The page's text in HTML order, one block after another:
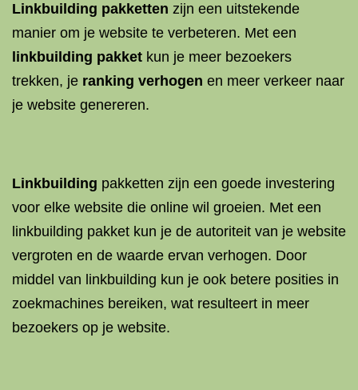
Linkbuilding pakketten zijn een uitstekende
manier om je website te verbeteren. Met een
linkbuilding pakket kun je meer bezoekers
trekken, je ranking verhogen en meer verkeer naar
je website genereren.
Linkbuilding pakketten zijn een goede investering
voor elke website die online wil groeien. Met een
linkbuilding pakket kun je de autoriteit van je website
vergroten en de waarde ervan verhogen. Door
middel van linkbuilding kun je ook betere posities in
zoekmachines bereiken, wat resulteert in meer
bezoekers op je website.